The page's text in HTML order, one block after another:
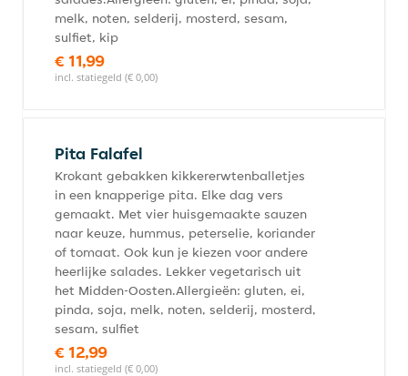
melk, noten, selderij, mosterd, sesam,
sulfiet, kip
€ 11,99
incl. statiegeld (€ 0,00)
Pita Falafel
Krokant gebakken kikkererwtenballetjes
in een knapperige pita. Elke dag vers
gemaakt. Met vier huisgemaakte sauzen
naar keuze, hummus, peterselie, koriander
of tomaat. Ook kun je kiezen voor andere
heerlijke salades. Lekker vegetarisch uit
het Midden-Oosten.Allergieën: gluten, ei,
pinda, soja, melk, noten, selderij, mosterd,
sesam, sulfiet
€ 12,99
incl. statiegeld (€ 0,00)